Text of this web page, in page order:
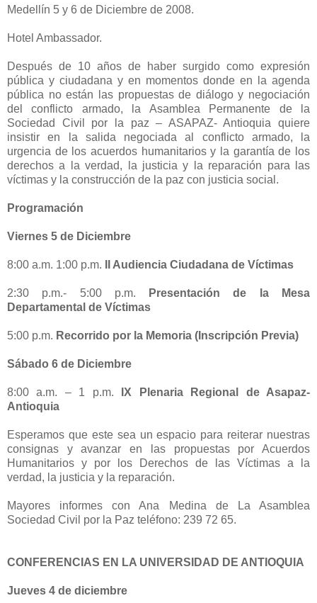
Medellín 5 y 6 de Diciembre de 2008.
Hotel Ambassador.
Después de 10 años de haber surgido como expresión
pública y ciudadana y en momentos donde en la agenda
pública no están las propuestas de diálogo y negociación
del conflicto armado, la Asamblea Permanente de la
Sociedad Civil por la paz – ASAPAZ- Antioquia quiere
insistir en la salida negociada al conflicto armado, la
urgencia de los acuerdos humanitarios y la garantía de los
derechos a la verdad, la justicia y la reparación para las
víctimas y la construcción de la paz con justicia social.
Programación
Viernes 5 de Diciembre
8:00 a.m. 1:00 p.m. II Audiencia Ciudadana de Víctimas
2:30 p.m.- 5:00 p.m.
Presentación de la Mesa
Departamental de Víctimas
5:00 p.m. Recorrido por la Memoria (Inscripción Previa)
Sábado 6 de Diciembre
8:00 a.m. – 1 p.m.
IX Plenaria Regional de Asapaz-
Antioquia
Esperamos que este sea un espacio para reiterar nuestras
consignas y avanzar en las propuestas por Acuerdos
Humanitarios y por los Derechos de las Víctimas a la
verdad, la justicia y la reparación.
Mayores informes con Ana Medina de La Asamblea
Sociedad Civil por la Paz teléfono: 239 72 65.
CONFERENCIAS EN LA UNIVERSIDAD DE ANTIOQUIA
Jueves 4 de diciembre